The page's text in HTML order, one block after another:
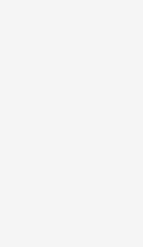
is external)